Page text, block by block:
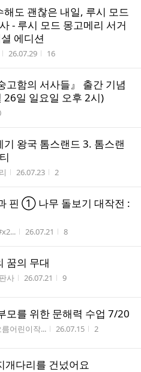
도 괜찮은 내일, 루시 모드
- 루시 모드 몽고메리 서거
에디션
작성시간
26.07.29 조회수
16
고함의 서사들』 출간 기념
26일 일요일 오후 2시)
회수
왕국 톰스랜드 3. 톰스랜
작성시간
26.07.23 조회수
2
핀 ① 나무 돌보기 대작전 :
작성시간
26.07.21 조회수
8
꿈의 무대
사 작성시간
26.07.21 조회수
9
모를 위한 문해력 수업 7/20
어린이작... 작성시간
26.07.15 조회수
2
개다리를 건넜어요